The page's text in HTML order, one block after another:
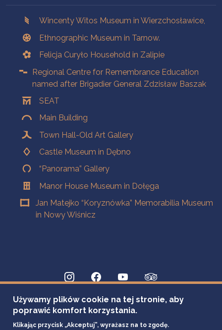
Wincenty Witos Museum in Wierzchosławice,
Ethnographic Museum in Tarnow.
Felicja Curyło Household in Zalipie
Regional Centre for Remembrance Education
named after Brigadier General Zdzisław Baszak
SEAT
Main Building
Town Hall-Old Art Gallery
Castle Museum in Dębno
“Panorama” Gallery
Manor House Museum in Dołęga
Jan Matejko “Koryznówka” Memorabilia Museum
in Nowy Wiśnicz
Używamy plików cookie na tej stronie, aby
poprawić komfort korzystania.
Klikając przycisk „Akceptuj”, wyrażasz na to zgodę.